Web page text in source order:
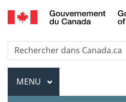
à
Au
»
à
Recherche
Rechercher
dans
Canada.ca
Menu
MENU PRINCIPAL